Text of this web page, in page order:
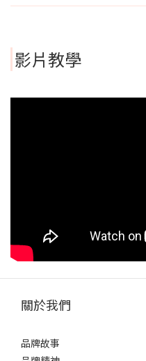
影片教學
關於我們
品牌故事